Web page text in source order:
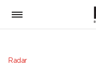
Radar